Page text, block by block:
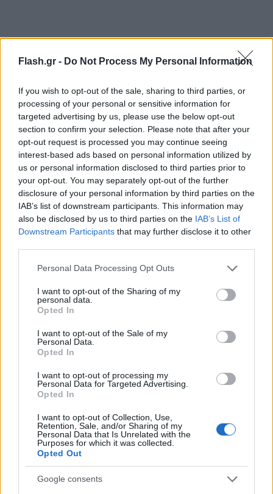
Flash.gr - Do Not Process My Personal Information
If you wish to opt-out of the sale, sharing to third parties, or
processing of your personal or sensitive information for
targeted advertising by us, please use the below opt-out
section to confirm your selection. Please note that after your
opt-out request is processed you may continue seeing
interest-based ads based on personal information utilized by
us or personal information disclosed to third parties prior to
your opt-out. You may separately opt-out of the further
disclosure of your personal information by third parties on the
IAB’s list of downstream participants. This information may
also be disclosed by us to third parties on the IAB’s List of
Downstream Participants that may further disclose it to other
Please note that this website/app uses one or more Google
not limited to your visit or usage behaviour. You may click to
grant or deny consent to Google and its third-party tags to
use your data for below specified purposes in below Google
consent section.
Personal Data Processing Opt Outs
I want to opt-out of the Sharing of my
personal data.
Opted In
I want to opt-out of the Sale of my
Personal Data.
Opted In
I want to opt-out of processing my
Personal Data for Targeted Advertising.
Opted In
I want to opt-out of Collection, Use,
Retention, Sale, and/or Sharing of my
Personal Data that Is Unrelated with the
Purposes for which it was collected.
Opted Out
Google consents
Αντιμέτωποι με κυρώσεις οι αρνητές γονείς
Αυτοί οι γονείς τίθενται πλέον αντιμέτωποι με
κυρώσεις.
«Ο γονιός που είναι αρνητής και δεν στέλνει το
παιδί στο σχολείο θα τιμωρείται με ποινή
φυλάκισης έως τρία χρόνια και χρηματική ποινή.
Θα κινδυνεύει να χάσει την επιμέλεια», ανέφερε η
κ. Παναγοπούλου. Και όπως επισήμανε, η αλλαγή
αυτή είναι επιβεβλημένη γιατί μέχρι τώρα υπήρχε
«Δεν υπήρχε ένας μηχανισμός που να λειτουργεί
και να προστατεύει τα παιδιά. Οι φορείς και οι
εκπαιδευτικοί θα έπρεπε να μεταβιβάζουν τα
στοιχεία στον εισαγγελέα για να παρεμβαίνει η
Δικαιοσύνη. Τώρα με τη θέσπιση αυτής της
διάταξης αυστηροποιούνται τα πράγματα για να